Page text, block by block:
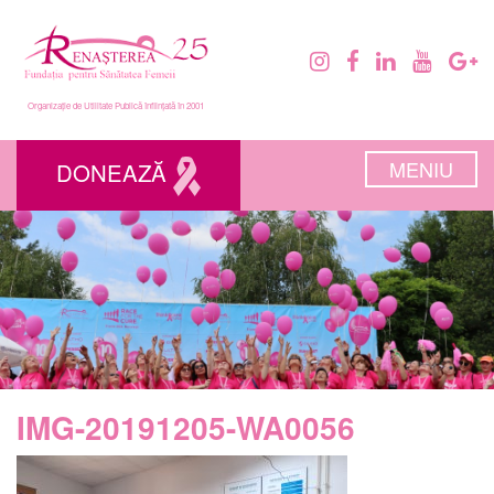
Organizație de Utilitate Publică înființată în 2001
DONEAZĂ MENIU
IMG-20191205-WA0056